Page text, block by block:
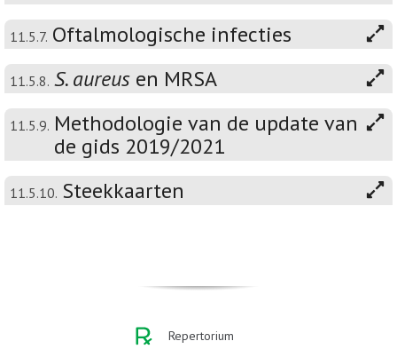
11.5.7. Oftalmologische infecties
11.5.8. S. aureus en MRSA
11.5.9. Methodologie van de update van
de gids 2019/2021
11.5.10. Steekkaarten
Repertorium